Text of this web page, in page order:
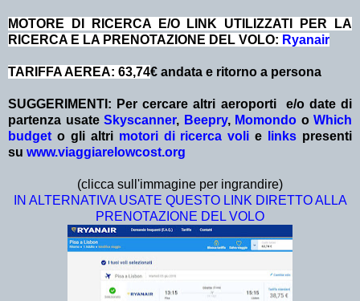
MOTORE DI RICERCA E/O LINK UTILIZZATI PER LA
RICERCA E LA PRENOTAZIONE DEL VOLO: Ryanair
TARIFFA AEREA: 63,74€ andata e ritorno a persona
SUGGERIMENTI: Per cercare altri aeroporti e/o date di
partenza usate Skyscanner, Beepry, Momondo o Which
budget o gli altri motori di ricerca voli e links presenti
su www.viaggiarelowcost.org
(clicca sull'immagine per ingrandire)
IN ALTERNATIVA USATE QUESTO LINK DIRETTO ALLA
PRENOTAZIONE DEL VOLO